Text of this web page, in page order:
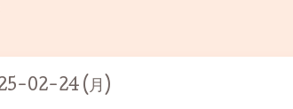
02-24 (月)